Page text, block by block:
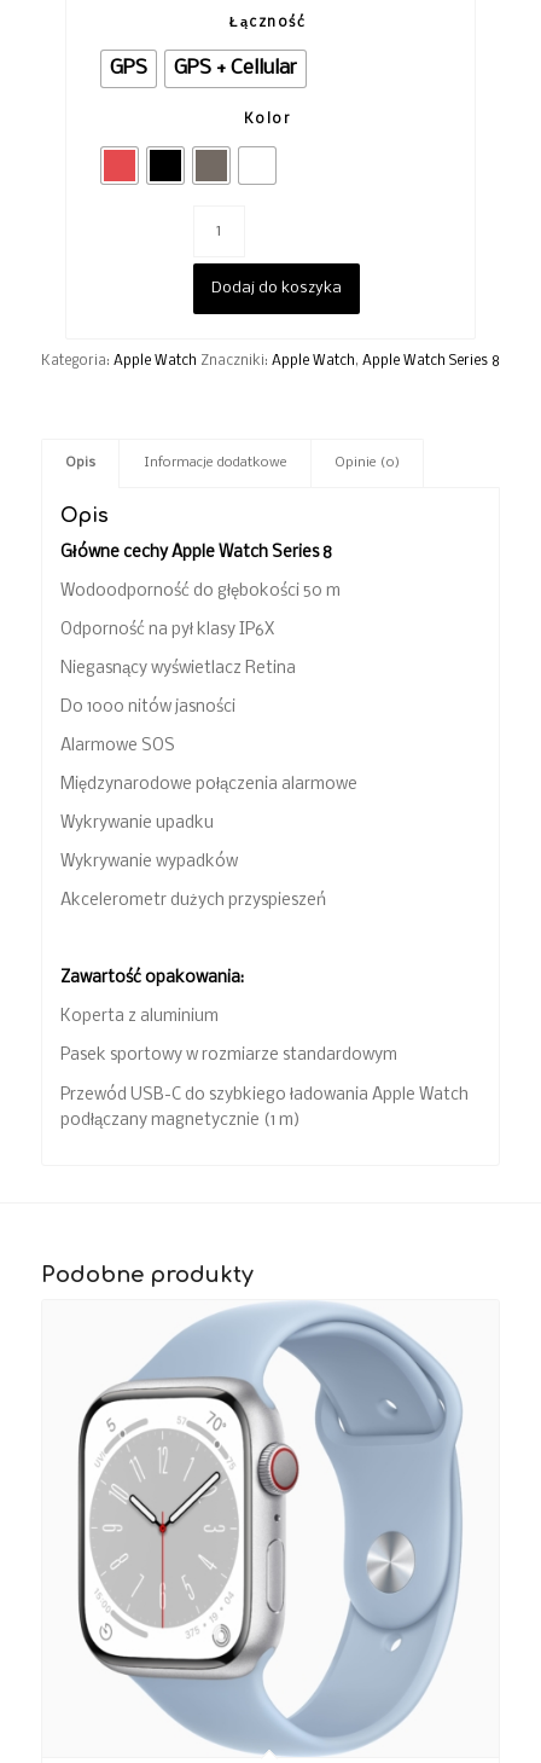
Łączność
GPS GPS + Cellular
Kolor
Dodaj do koszyka
Kategoria: Apple Watch Znaczniki: Apple Watch, Apple Watch Series 8
Opis Informacje dodatkowe Opinie (0)
Opis
Główne cechy Apple Watch Series 8
Wodoodporność do głębokości 50 m
Odporność na pył klasy IP6X
Niegasnący wyświetlacz Retina
Do 1000 nitów jasności
Alarmowe SOS
Międzynarodowe połączenia alarmowe
Wykrywanie upadku
Wykrywanie wypadków
Akcelerometr dużych przyspieszeń
Zawartość opakowania:
Koperta z aluminium
Pasek sportowy w rozmiarze standardowym
Przewód USB-C do szybkiego ładowania Apple Watch
podłączany magnetycznie (1 m)
Podobne produkty